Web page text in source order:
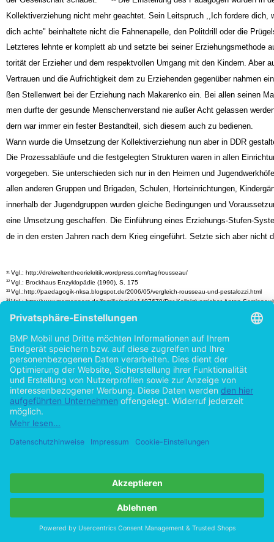
der Gesellschaft schadet.
Die Einstellung des Pädagogen wurden in
Kollektiverziehung nicht mehr geachtet. Sein Leitspruch ,,Ich fordere dich,
dich achte" beinhaltete nicht die Fahnenapelle, den Politdrill oder die
Letzteres lehnte er komplett ab und setzte bei seiner Erziehungsmethode
torität der Erzieher und dem respektvollen Umgang mit den Kindern. Aber
Vertrauen und die Aufrichtigkeit dem zu Erziehenden gegenüber nahmen
ßen Stellenwert bei der Erziehung nach Makarenko ein. Bei allen seinen
men durfte der gesunde Menschenverstand nie außer Acht gelassen
dern war immer ein fester Bestandteil, sich diesem auch zu bedienen.
Wann wurde die Umsetzung der Kollektiverziehung nun aber in DDR
Die Prozessabläufe und die festgelegten Strukturen waren in allen
vorgegeben. Sie unterschieden sich nur in den Heimen und
allen anderen Gruppen und Brigaden, Schulen, Horteinrichtungen,
innerhalb der Jugendgruppen wurden gleiche Bedingungen und
eine Umsetzung geschaffen. Die Einführung eines Erziehungs-Stufen-
31 Vgl.: http://dreiweltentheoriekritik.wordpress.com/tag/rousseau/
32 Vgl.: Brockhaus Enzyklopädie (1990), S. 175
33 Vgl.:http://paedagogik-nksa.blogspot.de/2006/05/vergleich-rousseau-und-pestalozzi.html
Vgl.: http://www.morgenpost.de/familie/article1407679/Der-Kollektiverzieher-Anton-
Makarenko.html
Details
Erscheinungsform
ISBN (Paperback)
ISBN (PDF)
9783863419059